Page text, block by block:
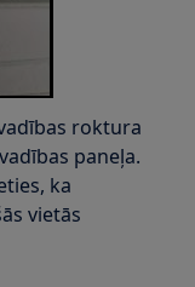
roktura
paneļa.
ka
vietās